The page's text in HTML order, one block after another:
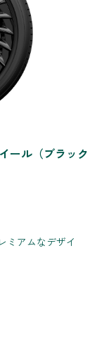
ール（ブラック
ミアムなデザイ